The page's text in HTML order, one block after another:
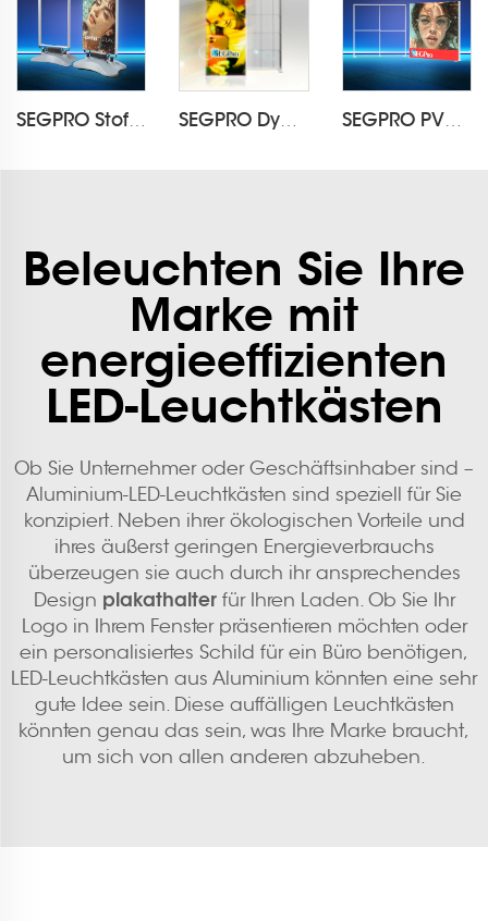
SEGPRO Stoff wasserdichter Leuchtkasten LT-ALF85-T4 SEGPRO Dynamic LED Light Box DisplayLT-DALF85 SEGPRO PVC-Modulare Lichtkasten LT-PLF120 2000*2000mm
Beleuchten Sie Ihre
Marke mit
energieeffizienten
LED-Leuchtkästen
Ob Sie Unternehmer oder Geschäftsinhaber sind –
Aluminium-LED-Leuchtkästen sind speziell für Sie
konzipiert. Neben ihrer ökologischen Vorteile und
ihres äußerst geringen Energieverbrauchs
überzeugen sie auch durch ihr ansprechendes
Design plakathalter für Ihren Laden. Ob Sie Ihr
Logo in Ihrem Fenster präsentieren möchten oder
ein personalisiertes Schild für ein Büro benötigen,
LED-Leuchtkästen aus Aluminium könnten eine sehr
gute Idee sein. Diese auffälligen Leuchtkästen
könnten genau das sein, was Ihre Marke braucht,
um sich von allen anderen abzuheben.